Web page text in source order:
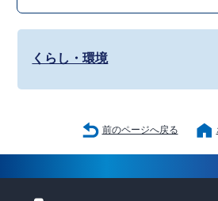
くらし・環境
前のページへ戻る